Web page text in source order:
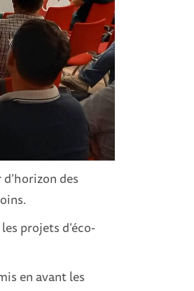
des
projets d’éco-
en avant les